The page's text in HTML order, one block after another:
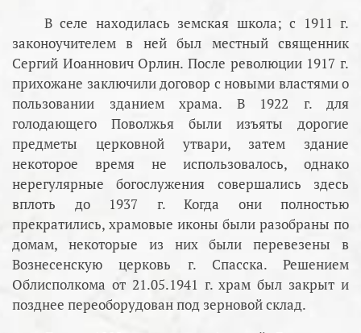
В селе находилась земская школа; с 1911 г.
законоучителем в ней был местный священник
Сергий Иоаннович Орлин. После революции 1917 г.
прихожане заключили договор с новыми властями о
пользовании зданием храма. В 1922 г. для
голодающего Поволжья были изъяты дорогие
предметы церковной утвари, затем здание
некоторое время не использовалось, однако
нерегулярные богослужения совершались здесь
вплоть до 1937 г. Когда они полностью
прекратились, храмовые иконы были разобраны по
домам, некоторые из них были перевезены в
Вознесенскую церковь г. Спасска. Решением
Облисполкома от 21.05.1941 г. храм был закрыт и
позднее переоборудован под зерновой склад.